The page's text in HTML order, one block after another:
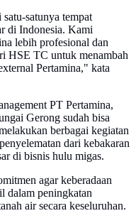
satunya tempat
di Indonesia. Kami
lebih profesional dan
HSE TC untuk menambah
Pertamina," kata
PT Pertamina,
Gerong sudah bisa
berbagai kegiatan
dari kebakaran
di bisnis hulu migas.
agar keberadaan
dalam peningkatan
air secara keseluruhan.